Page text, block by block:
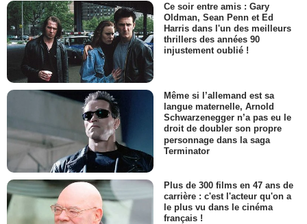
Ce soir entre amis : Gary
Oldman, Sean Penn et Ed
Harris dans l'un des meilleurs
thrillers des années 90
injustement oublié !
Même si l’allemand est sa
langue maternelle, Arnold
Schwarzenegger n’a pas eu le
droit de doubler son propre
personnage dans la saga
Terminator
Plus de 300 films en 47 ans de
carrière : c'est l'acteur qu'on a
le plus vu dans le cinéma
français !